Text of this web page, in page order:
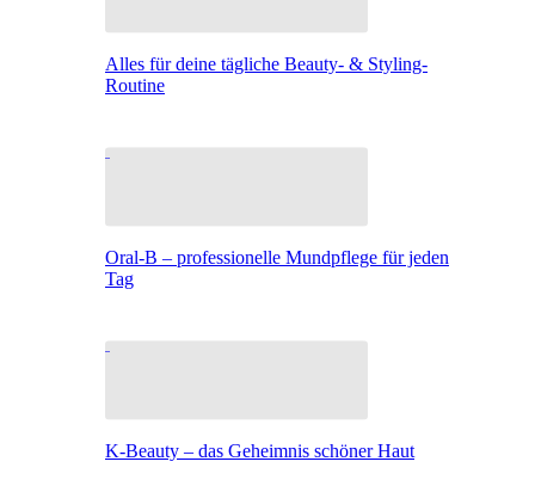
Alles für deine tägliche Beauty- & Styling-
Routine
Oral-B – professionelle Mundpflege für jeden
Tag
K-Beauty – das Geheimnis schöner Haut